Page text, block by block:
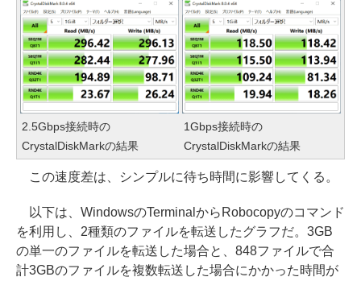
2.5Gbps接続時の
CrystalDiskMarkの結果
1Gbps接続時の
CrystalDiskMarkの結果
この速度差は、シンプルに待ち時間に影響してくる。
以下は、WindowsのTerminalからRobocopyのコマンド
を利用し、2種類のファイルを転送したグラフだ。3GB
の単一のファイルを転送した場合と、848ファイルで合
計3GBのファイルを複数転送した場合にかかった時間が